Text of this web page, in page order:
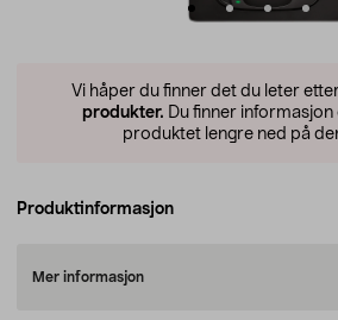
Vi håper du finner det du leter
produkter. Du finner
produktet lengre ned på
Produktinformasjon
Mer informasjon